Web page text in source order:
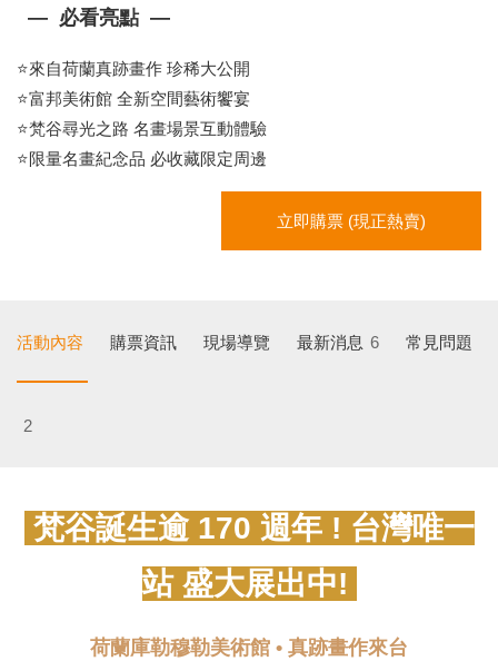
— 必看亮點 —
⭐來自荷蘭真跡畫作 珍稀大公開
⭐富邦美術館 全新空間藝術饗宴
⭐梵谷尋光之路 名畫場景互動體驗
⭐限量名畫紀念品 必收藏限定周邊
立即購票 (現正熱賣)
活動內容 購票資訊 現場導覽 最新消息 6 常見問題
2
梵谷誕生逾 170 週年 ! 台灣唯一
站 盛大展出中!
荷蘭庫勒穆勒美術館 • 真跡畫作來台